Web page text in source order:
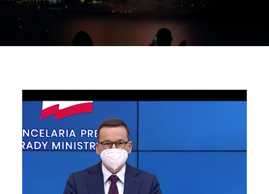
Polska
Świat
Wasze Podróże
Wyszukiwanie